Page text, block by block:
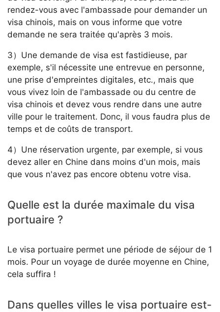
rendez-vous avec l'ambassade pour demander un
visa chinois, mais on vous informe que votre
demande ne sera traitée qu'après 3 mois.
3）Une demande de visa est fastidieuse, par
exemple, s'il nécessite une entrevue en personne,
une prise d'empreintes digitales, etc., mais que
vous vivez loin de l'ambassade ou du centre de
visa chinois et devez vous rendre dans une autre
ville pour le traitement. Donc, il vous faudra plus de
temps et de coûts de transport.
4）Une réservation urgente, par exemple, si vous
devez aller en Chine dans moins d'un mois, mais
que vous n'avez pas encore obtenu votre visa.
Quelle est la durée maximale du visa
portuaire ?
Le visa portuaire permet une période de séjour de 1
mois. Pour un voyage de durée moyenne en Chine,
cela suffira !
Dans quelles villes le visa portuaire est-